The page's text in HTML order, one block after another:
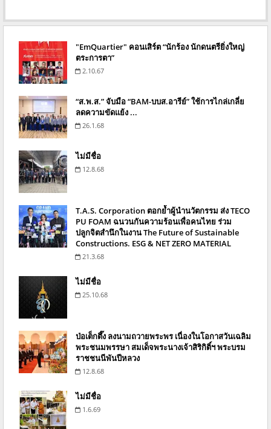
"EmQuartier" คอนเสิร์ต “นักร้อง นักดนตรียิ่งใหญ่
ตระการตา”
2.10.67
“ส.พ.ส.” จับมือ “BAM-บบส.อารีย์” ใช้การไกล่เกลี่ย
ลดความขัดแย้ง ...
26.1.68
ไม่มีชื่อ
12.8.68
T.A.S. Corporation ตอกย้ำผู้นำนวัตกรรม ส่ง TECO
PU FOAM ฉนวนกันความร้อนเพื่อคนไทย ร่วม
ปลูกจิตสำนึกในงาน The Future of Sustainable
Constructions. ESG & NET ZERO MATERIAL
21.3.68
ไม่มีชื่อ
25.10.68
ป่อเต็กตึ๊ง ลงนามถวายพระพร เนื่องในโอกาสวันเฉลิม
พระชนมพรรษา สมเด็จพระนางเจ้าสิริกิติ์ฯ พระบรม
ราชชนนีพันปีหลวง
12.8.68
ไม่มีชื่อ
1.6.69